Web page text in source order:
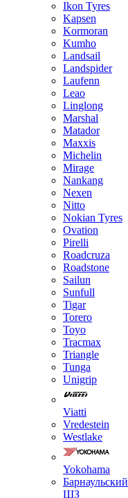
Ikon Tyres
Kapsen
Kormoran
Kumho
Landsail
Landspider
Laufenn
Leao
Linglong
Marshal
Matador
Maxxis
Michelin
Mirage
Nankang
Nexen
Nitto
Nokian Tyres
Ovation
Pirelli
Roadcruza
Roadstone
Sailun
Sunfull
Tigar
Torero
Toyo
Tracmax
Triangle
Tunga
Unigrip
Viatti
Vredestein
Westlake
Yokohama
Барнаульский
ШЗ